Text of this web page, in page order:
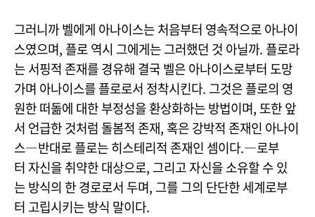
그러니까 벨에게 아나이스는 처음부터 영속적으로 아나이
스였으며, 플로 역시 그에게는 그러했던 것 아닐까. 플로라
는 서핑적 존재를 경유해 결국 벨은 아나이스로부터 도망
가며 아나이스를 플로로서 정착시킨다. 그것은 플로의 영
원한 떠돎에 대한 부정성을 환상화하는 방법이며, 또한 앞
서 언급한 것처럼 돌봄적 존재, 혹은 강박적 존재인 아나이
스―반대로 플로는 히스테리적 존재인 셈이다.―로부
터 자신을 취약한 대상으로, 그리고 자신을 소유할 수 있
는 방식의 한 경로로서 두며, 그를 그의 단단한 세계로부
터 고립시키는 방식 말이다.